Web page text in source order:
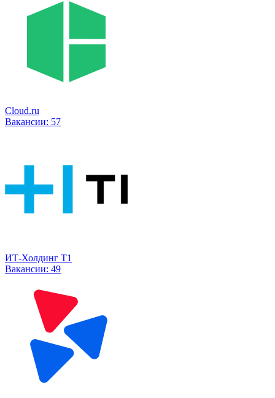
Cloud.ru
Вакансии: 57
ИТ-Холдинг Т1
Вакансии: 49